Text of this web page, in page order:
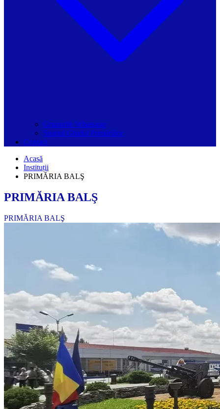
Grupurile Whatsapp
Spațiul Ghidul Primăriilor
Contact
Acasă
Instituții
PRIMĂRIA BALŞ
PRIMĂRIA BALŞ
PRIMĂRIA BALŞ